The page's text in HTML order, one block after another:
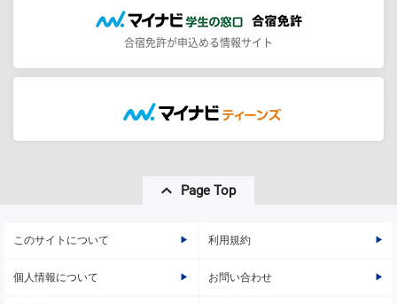
合宿免許が申込める情報サイト
Page Top
このサイトについて 利用規約
個人情報について お問い合わせ